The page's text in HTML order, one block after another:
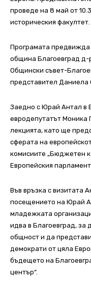
проведе на 8 май от
историческия факултет.
Програмата
община Благоевград д-
Общински съвет-
представител Даниела
Заедно с Юрай Антал в
евродепутатът Моника
лекцията, като ще
сферата на
комисиите „Бюджетен
Европейския
Във връзка с визитата
посещението на Юрай
младежката
идва в Благоевград, за
общност и да
демократи от цяла
бъдещето на
център“.